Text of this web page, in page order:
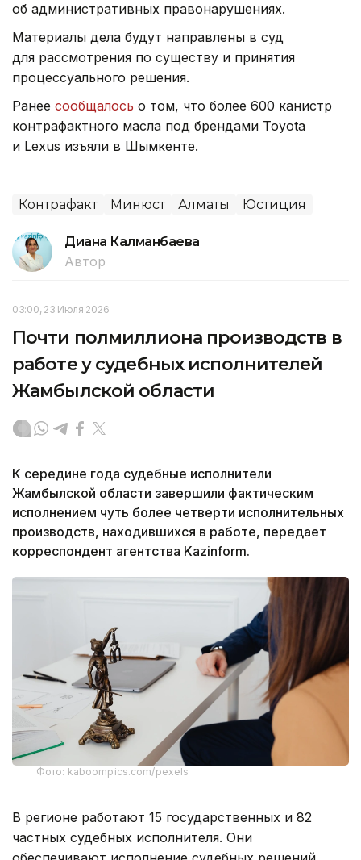
об административных правонарушениях.
Материалы дела будут направлены в суд
для рассмотрения по существу и принятия
процессуального решения.
Ранее сообщалось о том, что более 600 канистр
контрафактного масла под брендами Toyota
и Lexus изъяли в Шымкенте.
Контрафакт Минюст Алматы Юстиция
Диана Калманбаева
Автор
03:00, 23 Июля 2026
Почти полмиллиона производств в
работе у судебных исполнителей
Жамбылской области
К середине года судебные исполнители
Жамбылской области завершили фактическим
исполнением чуть более четверти исполнительных
производств, находившихся в работе, передает
корреспондент агентства Kazinform.
Фото: kaboompics.com/pexels
В регионе работают 15 государственных и 82
частных судебных исполнителя. Они